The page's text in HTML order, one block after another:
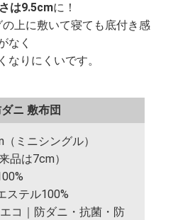
は9.5cmに！
上に敷いて寝ても底付き感
なく
なりにくいです。
ニ 敷布団
ミニシングル）
品は7cm）
ステル100%
コ｜防ダニ・抗菌・防